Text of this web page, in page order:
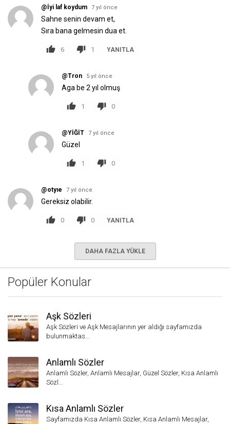
@İyi laf koydum 7 yıl önce
Sahne senin devam et,
Sıra bana gelmesin dua et.
6 1 YANITLA
@Tron 5 yıl önce
Aga be 2 yıl olmuş
1 0
@YİĞİT 7 yıl önce
Güzel
1 0
@otyıe 7 yıl önce
Gereksiz olabilir.
0 0 YANITLA
DAHA FAZLA YÜKLE
Popüler Konular
Aşk Sözleri
Aşk Sözleri ve Aşk Mesajlarının yer aldığı sayfamızda
bulunmaktas...
Anlamlı Sözler
Anlamlı Sözler, Anlamlı Mesajlar, Güzel Sözler, Kısa Anlamlı
Sözl...
Kısa Anlamlı Sözler
Sayfamızda Kısa Anlamlı Sözler, Kısa Anlamlı Mesajlar,